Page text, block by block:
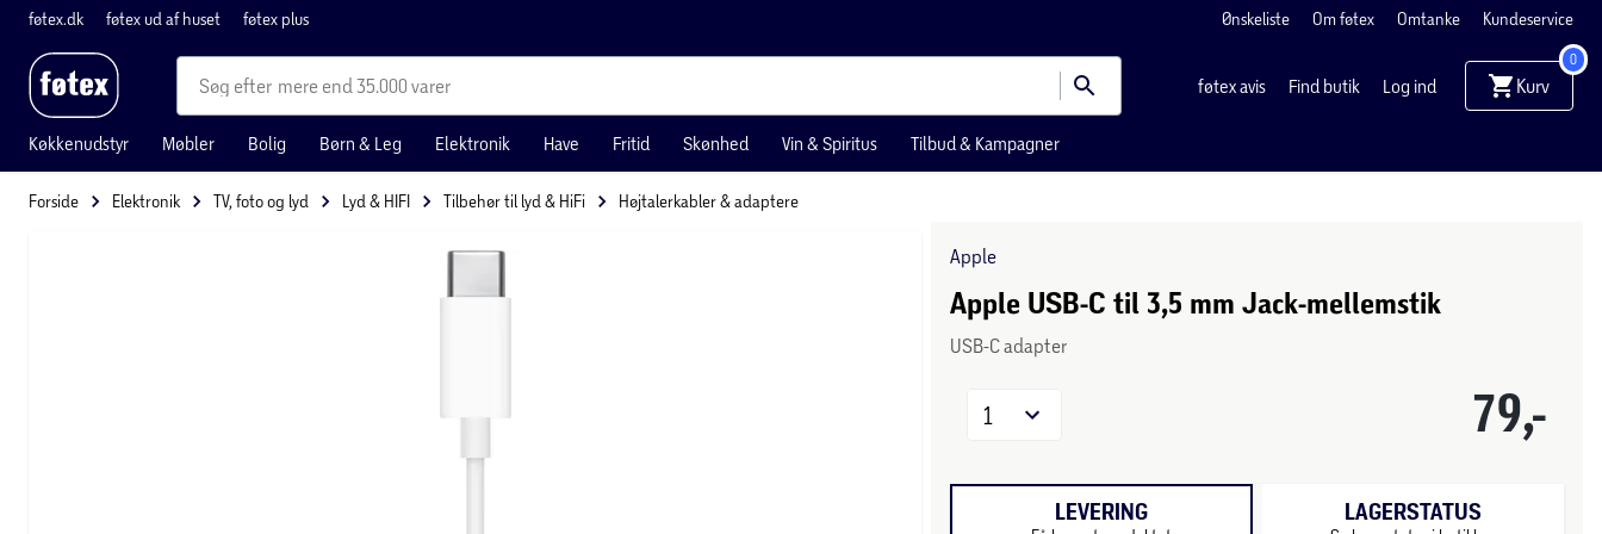
føtex.dk føtex ud af huset føtex plus Ønskeliste Om føtex Omtanke Kundeservice
mere end 35.000 varer føtex avis Find butik Log ind Kurv
0
Køkkenudstyr Møbler Bolig Børn & Leg Elektronik Have Fritid Skønhed Vin & Spiritus Tilbud & Kampagner
Forside Elektronik TV, foto og lyd Lyd & HIFI Tilbehør til lyd & HiFi Højtalerkabler & adaptere
Apple
Apple USB-C til 3,5 mm Jack-mellemstik
USB-C adapter
79,-
1
LEVERING LAGERSTATUS